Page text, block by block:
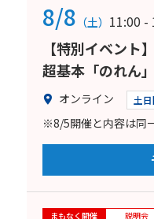
8/8 （土） 11:00 -
【特別イベント
超基本「のれん
オンライン 土
※8/5開催と内容は同
まもなく開催 説明会